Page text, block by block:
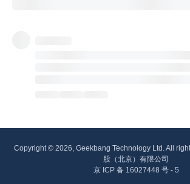
Copyright © 2026, Geekbang Technology Ltd. All
股（北京）有限公司
京 ICP 备 16027448 号 - 5